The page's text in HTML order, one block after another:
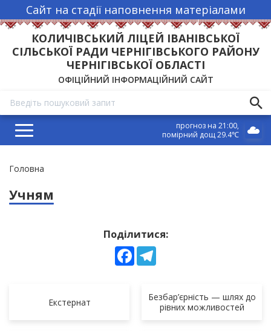
Сайт на стадії наповнення матеріалами
КОЛИЧІВСЬКИЙ ЛІЦЕЙ ІВАНІВСЬКОЇ
СІЛЬСЬКОЇ РАДИ ЧЕРНІГІВСЬКОГО РАЙОНУ
ЧЕРНІГІВСЬКОЇ ОБЛАСТІ
ОФІЦІЙНИЙ ІНФОРМАЦІЙНИЙ САЙТ
прогноз на 21:00
помірний дощ 29.4℃
Рядок
навіґації
Головна
Учням
Поділитися:
Facebook
Екстернат
Безбар’єрність — шлях до
рівних можливостей